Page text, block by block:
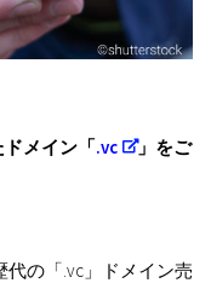
メイン「.vc
」をご
の「.vc」ドメイン売